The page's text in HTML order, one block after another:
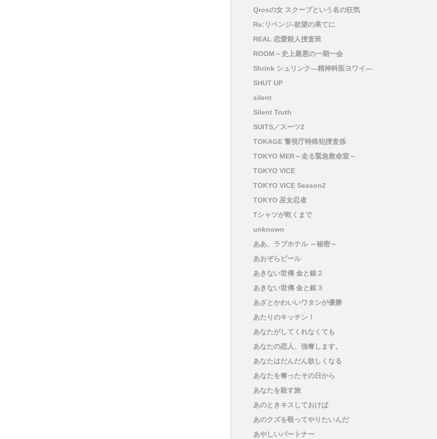
Qrosの女 スクープという名の狂気
Re:リベンジ-欲望の果てに
REAL 恋愛殺人捜査班
ROOM～史上最悪の一期一会
Shrink シュリンク―精神科医ヨワイ―
SHUT UP
silent
Silent Truth
SUITS／スーツ2
TOKAGE 警視庁特殊犯捜査係
TOKYO MER～走る緊急救命室～
TOKYO VICE
TOKYO VICE Season2
TOKYO 巫女忍者
Tシャツが乾くまで
unknown
ああ、ラブホテル ～秘密～
あおぞらビール
あきない世傳 金と銀２
あきない世傳 金と銀３
あざとかわいいワタシが優勝
あたりのキッチン！
あなたがしてくれなくても
あなたの恋人、強奪します。
あなたはだんだん欲しくなる
あなたを奪ったその日から
あなたを殺す旅
あのときキスしておけば
あのクズを殴ってやりたいんだ
あやしいパートナー